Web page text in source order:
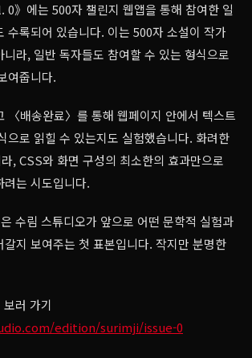
0》에는 500자 챌린지 웹앱을 통해 참여한 일
수록되어 있습니다. 이는 500자 소설이 작가
라, 일반 독자들도 참여할 수 있는 형식으로
여줍니다.
〈배송완료〉를 통해 웹페이지 안에서 텍스트
으로 읽힐 수 있는지도 실험했습니다. 화려한
, CSS와 화면 구성의 최소한의 효과만으로
는 시도입니다.
수림 스튜디오가 앞으로 어떤 문학적 실험과
지 보여주는 첫 표본입니다. 작지만 분명한
러 가기
edition/surimji/issue-0